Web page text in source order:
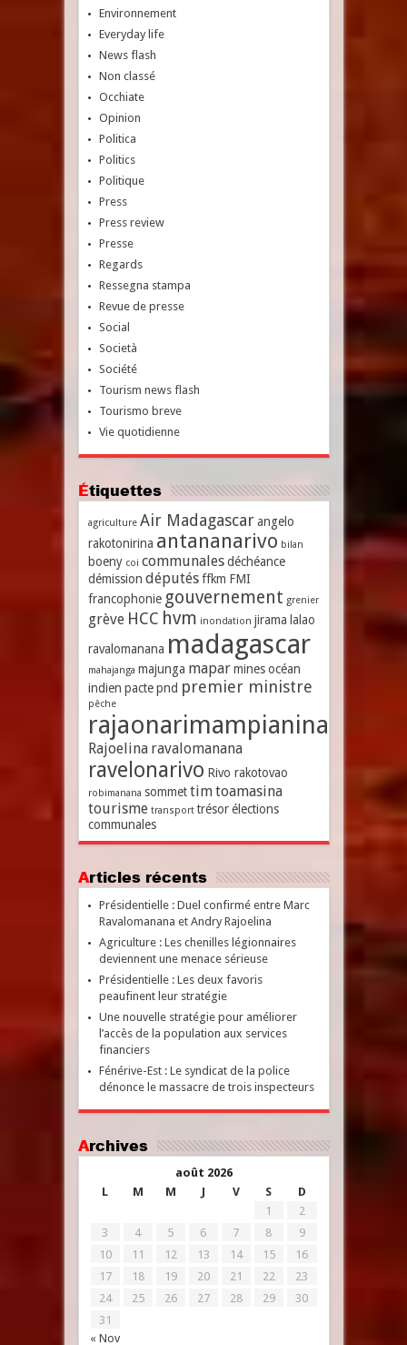
Environnement
Everyday life
News flash
Non classé
Occhiate
Opinion
Politica
Politics
Politique
Press
Press review
Presse
Regards
Ressegna stampa
Revue de presse
Social
Società
Société
Tourism news flash
Tourismo breve
Vie quotidienne
Étiquettes
agriculture Air Madagascar angelo
rakotonirina antananarivo bilan
boeny coi communales déchéance
démission députés ffkm FMI
francophonie gouvernement grenier
grève HCC hvm inondation jirama lalao
ravalomanana madagascar
mahajanga majunga mapar mines océan
indien pacte pnd premier ministre
pêche
rajaonarimampianina
Rajoelina ravalomanana
ravelonarivo Rivo rakotovao
robimanana sommet timtoamasina
tourisme transport trésor élections
communales
Articles récents
Présidentielle : Duel confirmé entre Marc
Ravalomanana et Andry Rajoelina
Agriculture : Les chenilles légionnaires
deviennent une menace sérieuse
Présidentielle : Les deux favoris
peaufinent leur stratégie
Une nouvelle stratégie pour améliorer
l’accès de la population aux services
financiers
Fénérive-Est : Le syndicat de la police
dénonce le massacre de trois inspecteurs
Archives
août 2026
L
M M J V S D
« Nov
1
2
3
4 5 6 7 8
9
10
11 12 13 14 15
16
17
18 19 20 21 22
23
24
25 26 27 28 29
30
31